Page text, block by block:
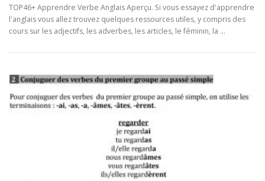
TOP46+ Apprendre Verbe Anglais Aperçu. Si vous essayez d'apprendre
l'anglais vous allez trouvez quelques ressources utiles, y compris des
cours sur les adjectifs, les adverbes, les articles, le féminin, la …